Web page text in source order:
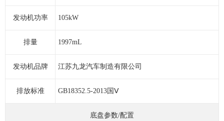
发动机功率 105kW
排量 1997mL
发动机品牌 江苏九龙汽车制造有限公司
排放标准 GB18352.5-2013国Ⅴ
底盘参数/配置